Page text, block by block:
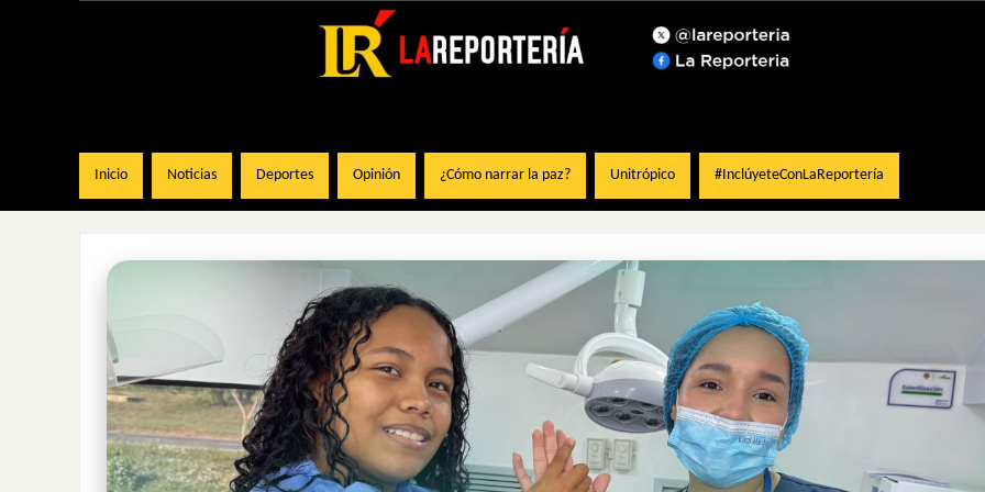
Inicio Noticias Deportes Opinión ¿Cómo narrar la paz? Unitrópico #InclúyeteConLaReportería